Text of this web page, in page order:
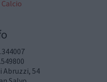
Abruzzi, 54